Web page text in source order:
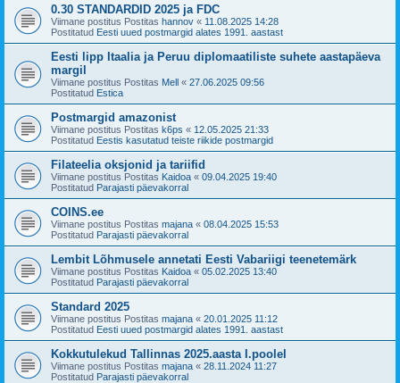
0.30 STANDARDID 2025 ja FDC
Viimane postitus Postitas hannov « 11.08.2025 14:28
Postitatud Eesti uued postmargid alates 1991. aastast
Eesti lipp Itaalia ja Peruu diplomaatiliste suhete aastapäeva
margil
Viimane postitus Postitas Mell « 27.06.2025 09:56
Postitatud Estica
Postmargid amazonist
Viimane postitus Postitas k6ps « 12.05.2025 21:33
Postitatud Eestis kasutatud teiste riikide postmargid
Filateelia oksjonid ja tariifid
Viimane postitus Postitas Kaidoa « 09.04.2025 19:40
Postitatud Parajasti päevakorral
COINS.ee
Viimane postitus Postitas majana « 08.04.2025 15:53
Postitatud Parajasti päevakorral
Lembit Lõhmusele annetati Eesti Vabariigi teenetemärk
Viimane postitus Postitas Kaidoa « 05.02.2025 13:40
Postitatud Parajasti päevakorral
Standard 2025
Viimane postitus Postitas majana « 20.01.2025 11:12
Postitatud Eesti uued postmargid alates 1991. aastast
Kokkutulekud Tallinnas 2025.aasta I.poolel
Viimane postitus Postitas majana « 28.11.2024 11:27
Postitatud Parajasti päevakorral